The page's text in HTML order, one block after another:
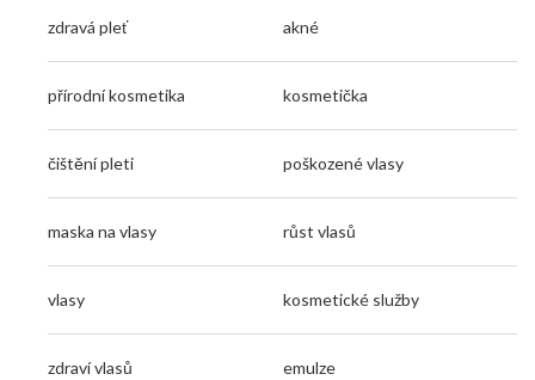
zdravá pleť akné
přírodní kosmetika kosmetička
čištění pleti poškozené vlasy
maska na vlasy růst vlasů
vlasy kosmetické služby
zdraví vlasů emulze